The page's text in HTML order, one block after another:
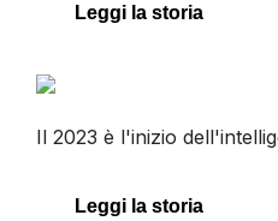
Leggi la storia
Il 2023 è l'inizio
Leggi la storia